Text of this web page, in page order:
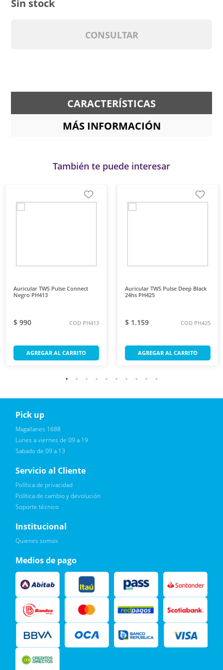
Sin stock
CONSULTAR
CARACTERÍSTICAS
MÁS INFORMACIÓN
También te puede interesar
Auricular TWS Pulse Connect
Negro PH413
$ 990 COD PH413
AGREGAR AL CARRITO
Auricular TWS Pulse Deep Black
24hs PH425
$ 1.159 COD PH425
AGREGAR AL CARRITO
Reciba novedades, promociones exclusivas
Leí, soy consciente de las condiciones para el tratamiento de
mis datos personales y doy mi consentimiento, tal y como se
Pick up
Magallanes 1688
Lunes a viernes de 09 a 19
Sabado de 09 a 13
Servicio al Cliente
Política de privacidad
Política de cambio y devolución
Soporte técnico
Institucional
Quienes somos
Medios de pago